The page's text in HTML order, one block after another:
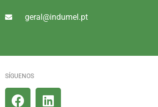
geral@indumel.pt
SÍGUENOS